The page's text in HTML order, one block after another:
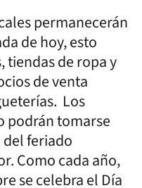
permanecerán
de hoy, esto
tiendas de ropa y
de venta
Los
podrán tomarse
del feriado
Como cada año,
se celebra el Día